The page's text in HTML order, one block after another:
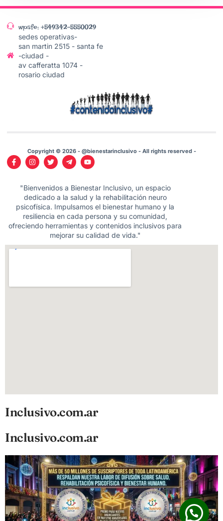
wpsfe: +549342-5550029
sedes operativas-
san martin 2515 - santa fe
-ciudad -
av cafferatta 1074 -
rosario ciudad
Copyright © 2026 - @bienestarinclusivo - All rights reserved -
"Bienvenidos a Bienestar Inclusivo, un espacio
dedicado a la salud y la rehabilitación neuro
psicofísica. Impulsamos el bienestar humano y la
resiliencia en cada persona y su comunidad,
ofreciendo herramientas y contenidos inclusivos para
mejorar su calidad de vida."
Inclusivo.com.ar
Inclusivo.com.ar